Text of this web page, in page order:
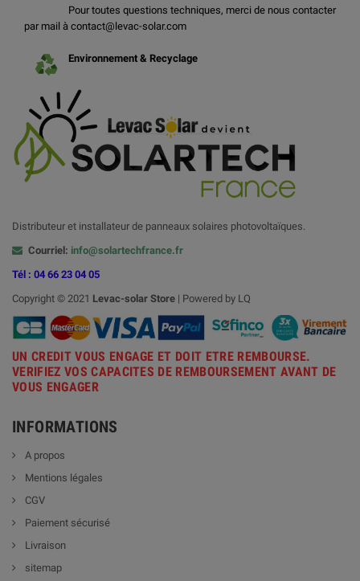
Pour toutes questions techniques, merci de nous contacter
par mail à contact@levac-solar.com
Environnement & Recyclage
Distributeur et installateur de panneaux solaires photovoltaïques.
Courriel: info@solartechfrance.fr
Tél : 04 66 23 04 05
Copyright © 2021 Levac-solar Store | Powered by LQ
UN CREDIT VOUS ENGAGE ET DOIT ETRE REMBOURSE.
VERIFIEZ VOS CAPACITES DE REMBOURSEMENT AVANT DE
VOUS ENGAGER
INFORMATIONS
A propos
Mentions légales
CGV
Paiement sécurisé
Livraison
sitemap